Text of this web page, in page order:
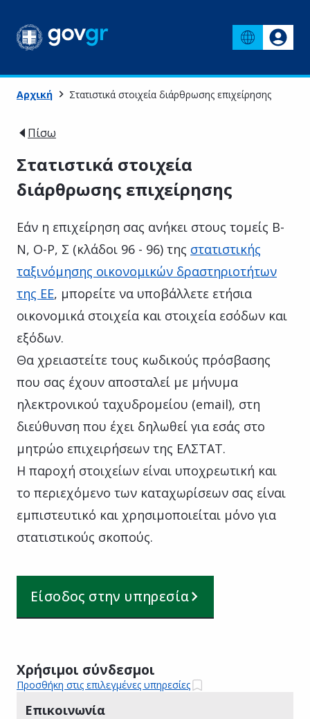
Αρχική Στατιστικά στοιχεία διάρθρωσης επιχείρησης
Πίσω
Στατιστικά στοιχεία
διάρθρωσης επιχείρησης
Εάν η επιχείρηση σας ανήκει στους τομείς Β-
Ν, Ο-Ρ, Σ (κλάδοι 96 - 96) της στατιστικής
ταξινόμησης οικονομικών δραστηριοτήτων
της ΕΕ, μπορείτε να υποβάλλετε ετήσια
οικονομικά στοιχεία και στοιχεία εσόδων και
εξόδων.
Θα χρειαστείτε τους κωδικούς πρόσβασης
που σας έχουν αποσταλεί με μήνυμα
ηλεκτρονικού ταχυδρομείου (email), στη
διεύθυνση που έχει δηλωθεί για εσάς στο
μητρώο επιχειρήσεων της ΕΛΣΤΑΤ.
Η παροχή στοιχείων είναι υποχρεωτική και
το περιεχόμενο των καταχωρίσεων σας είναι
εμπιστευτικό και χρησιμοποιείται μόνο για
στατιστικούς σκοπούς.
Είσοδος στην υπηρεσία
Χρήσιμοι σύνδεσμοι
Προσθήκη στις επιλεγμένες υπηρεσίες
Επικοινωνία